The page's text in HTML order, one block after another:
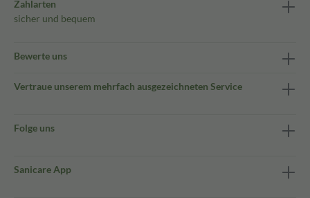
Zahlarten
sicher und bequem
Bewerte uns
Vertraue unserem mehrfach ausgezeichneten Service
Folge uns
Sanicare App